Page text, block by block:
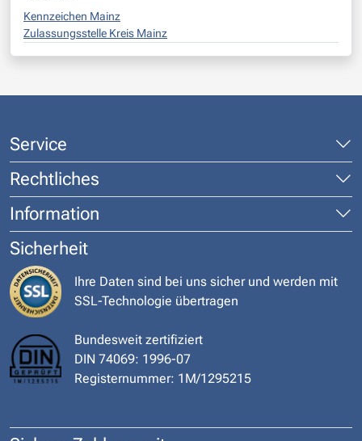
Kennzeichen Mainz
Zulassungsstelle Kreis Mainz
Service
Rechtliches
Information
Sicherheit
Ihre Daten sind bei uns sicher und werden mit
SSL-Technologie übertragen
Bundesweit zertifiziert
DIN 74069: 1996-07
Registernummer: 1M/1295215